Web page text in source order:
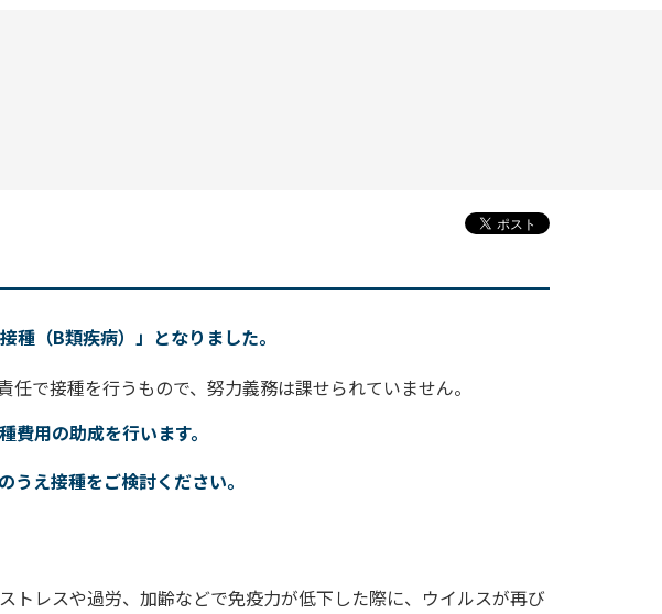
種（B類疾病）」となりました。
で接種を行うもので、努力義務は課せられていません。
用の助成を行います。
え接種をご検討ください。
レスや過労、加齢などで免疫力が低下した際に、ウイルスが再び